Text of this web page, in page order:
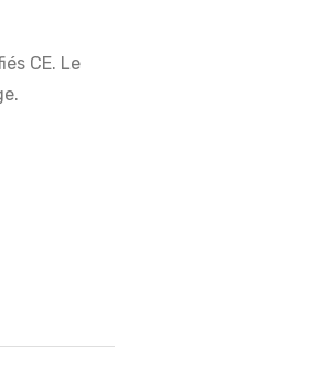
CE. Le